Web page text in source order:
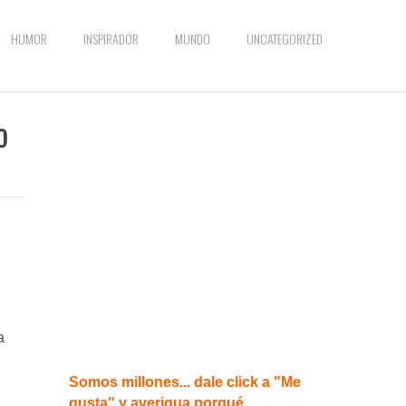
HUMOR INSPIRADOR MUNDO UNCATEGORIZED
Somos millones... dale click a "Me
gusta" y averigua porqué